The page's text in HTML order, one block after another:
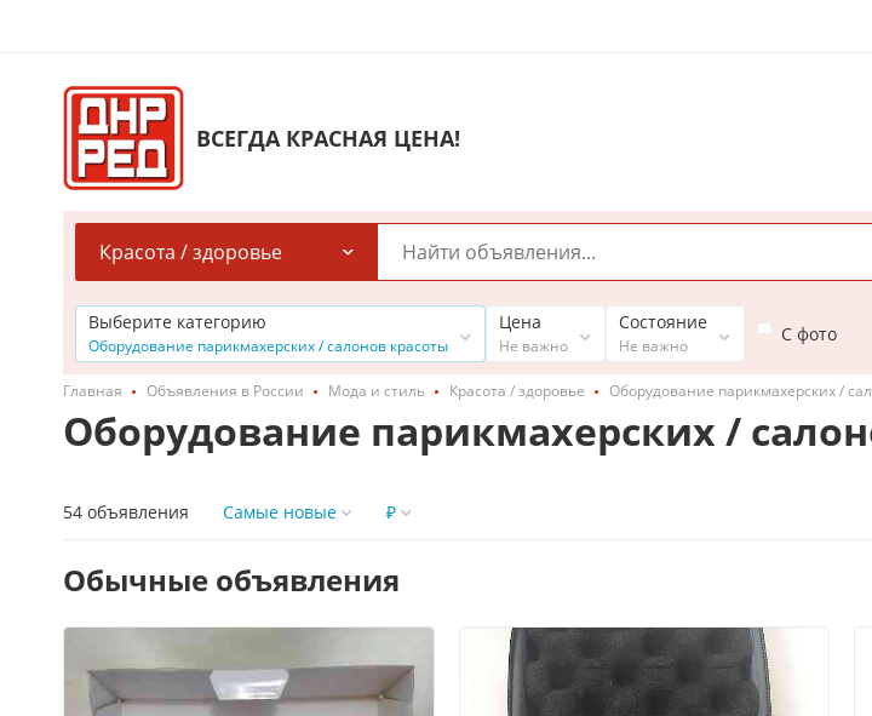
ВСЕГДА КРАСНАЯ ЦЕНА!
Красота / здоровье
Выберите категорию
Оборудование парикмахерских / салонов красоты
Цена
Не важно
Состояние
Не важно
С фото
Главная Объявления в России Мода и стиль Красота / здоровье Оборудование парикмахерских /
Оборудование парикмахерских /
54 объявления Самые новые ₽
Обычные объявления